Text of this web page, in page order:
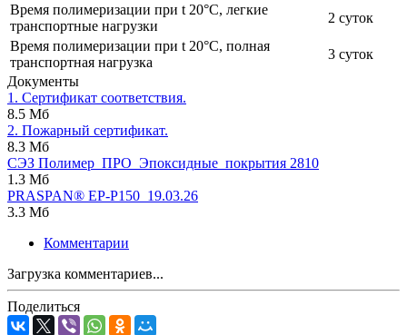
Время полимеризации при t 20°C, легкие
транспортные нагрузки
2 суток
Время полимеризации при t 20°C, полная
транспортная нагрузка
3 суток
Документы
1. Сертификат соответствия.
8.5 Мб
2. Пожарный сертификат.
8.3 Мб
СЭЗ Полимер_ПРО_Эпоксидные_покрытия 2810
1.3 Мб
PRASPAN® ЕP-P150_19.03.26
3.3 Мб
Комментарии
Загрузка комментариев...
Поделиться